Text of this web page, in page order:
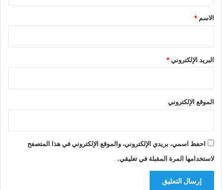
*
الاسم *
البريد الإلكتروني*
الموقع الإلكتروني
احفظ اسمي، بريدي الإلكتروني، والموقع الإلكتروني في هذا المتصفح
لاستخدامها المرة المقبلة في تعليقي.